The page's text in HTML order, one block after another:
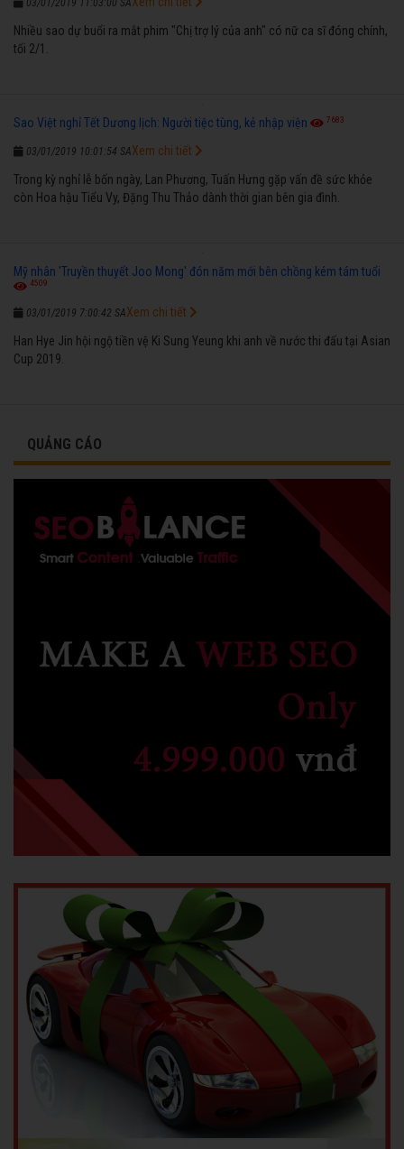
Nhiều sao dự buổi ra mắt phim "Chị trợ lý của anh" có nữ ca sĩ đóng chính,
tối 2/1.
Sao Việt nghỉ Tết Dương lịch: Người tiệc tùng, kẻ nhập viện 7683
03/01/2019 10:01:54 SA
Trong kỳ nghỉ lễ bốn ngày, Lan Phương, Tuấn Hưng gặp vấn đề sức khỏe
còn Hoa hậu Tiểu Vy, Đặng Thu Thảo dành thời gian bên gia đình.
Xem chi tiết
Mỹ nhân 'Truyền thuyết Joo Mong' đón năm mới bên chồng kém tám tuổi
4509
03/01/2019 7:00:42 SA
Han Hye Jin hội ngộ tiền vệ Ki Sung Yeung khi anh về nước thi đấu tại Asian
Cup 2019.
Xem chi tiết
QUẢNG CÁO